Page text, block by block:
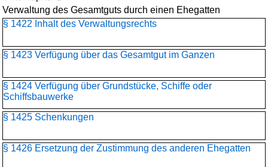
Verwaltung des Gesamtguts durch einen Ehegatten
§ 1422 Inhalt des Verwaltungsrechts
§ 1423 Verfügung über das Gesamtgut im Ganzen
§ 1424 Verfügung über Grundstücke, Schiffe oder
Schiffsbauwerke
§ 1425 Schenkungen
§ 1426 Ersetzung der Zustimmung des anderen Ehegatten